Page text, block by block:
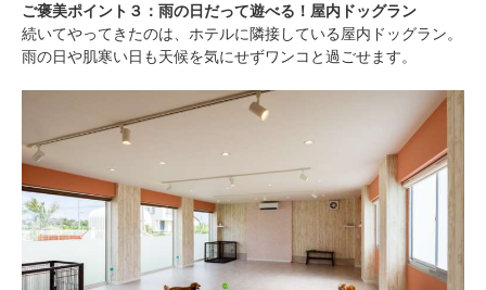
ご褒美ポイント３：雨の日だって遊べる！屋内ドッグラン
続いてやってきたのは、ホテルに隣接している屋内ドッグラン。
雨の日や肌寒い日も天候を気にせずワンコと過ごせます。